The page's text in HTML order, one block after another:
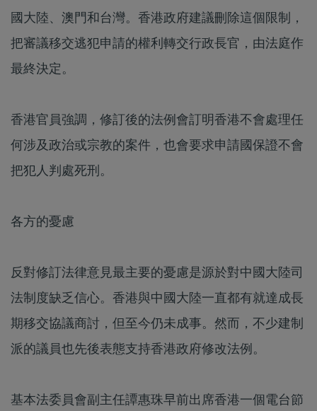
國大陸、澳門和台灣。香港政府建議刪除這個限制，
把審議移交逃犯申請的權利轉交行政長官，由法庭作
最終決定。
香港官員強調，修訂後的法例會訂明香港不會處理任
何涉及政治或宗教的案件，也會要求申請國保證不會
把犯人判處死刑。
各方的憂慮
反對修訂法律意見最主要的憂慮是源於對中國大陸司
法制度缺乏信心。香港與中國大陸一直都有就達成長
期移交協議商討，但至今仍未成事。然而，不少建制
派的議員也先後表態支持香港政府修改法例。
基本法委員會副主任譚惠珠早前出席香港一個電台節